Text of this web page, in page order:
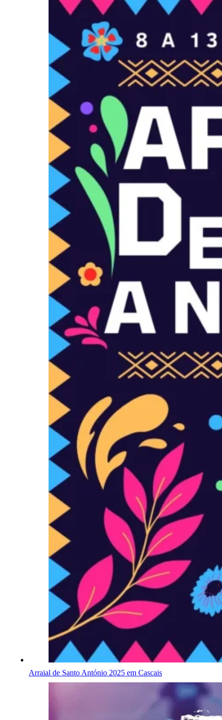
Arraial de Santo António 2025 em Cascais